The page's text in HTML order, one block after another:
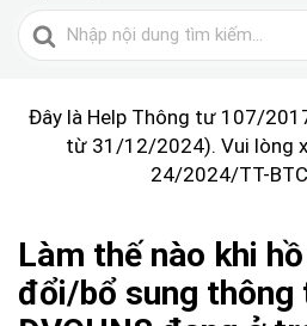
Tìm
kiếm
Đây là Help Thông tư 107/
từ 31/12/2024). Vui lòng
24/2024/TT-
Làm thế nào khi
đổi/bổ sung thông